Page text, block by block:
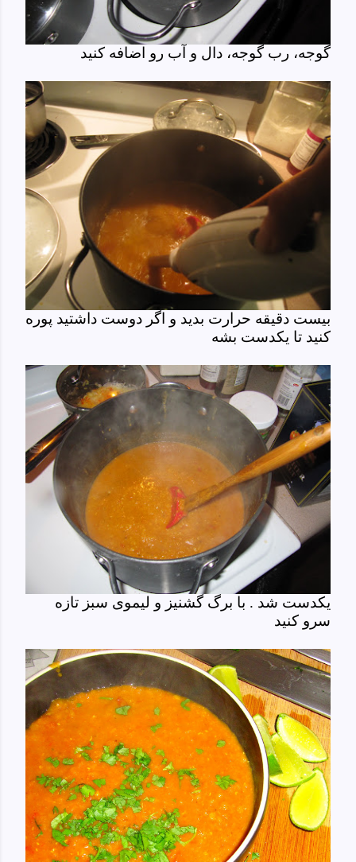
گوجه، رب گوجه، دال و آب رو اضافه کنید
بیست دقیقه حرارت بدید و اگر دوست داشتید پوره
کنید تا یکدست بشه
یکدست شد . با برگ گشنیز و لیموی سبز تازه
سرو کنید